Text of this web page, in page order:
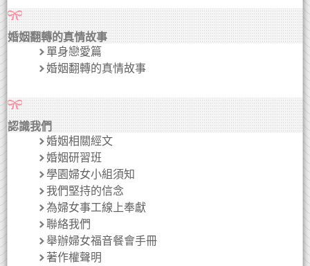
婚姻翻轉的真情故事
單身戀愛篇
婚姻翻轉的真情故事
認識我們
婚姻相關經文
婚姻研習班
學園婦女小組須知
我們堅持的信念
為婦女事工線上奉獻
聯絡我們
舉辦婦女福音餐會手冊
著作權聲明